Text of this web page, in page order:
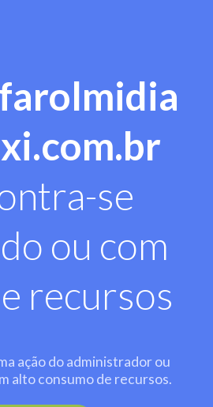
farolmidia
se
ou com
recursos
ação do administrador ou
alto consumo de recursos.